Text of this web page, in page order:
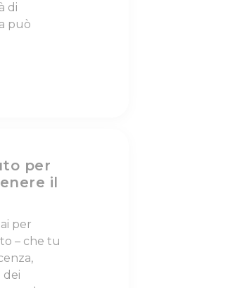
di
può
per
il
per
– che tu
dei